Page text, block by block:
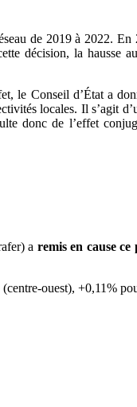
de 2019 à 2022. En
décision, la hausse
le Conseil d’État a
locales. Il s’agit
donc de l’effet
a remis en cause ce
ouest), +0,11%